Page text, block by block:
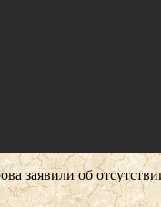
заявили об